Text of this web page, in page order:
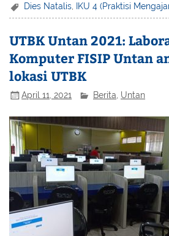
Dies Natalis IKU 4 (Praktisi
UTBK Untan 2021:
Komputer FISIP Untan
lokasi UTBK
April 11, 2021 Berita Untan